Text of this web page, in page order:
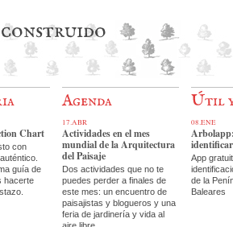
construido
Chart
con
guía de
hacerte
Agenda
17.ABR
Actividades en el mes
mundial de la Arquitectura
del Paisaje
Dos actividades que no te
puedes perder a finales de
este mes: un encuentro de
paisajistas y blogueros y una
feria de jardinería y vida al
Útil
08.ENE
App
de la
Baleares